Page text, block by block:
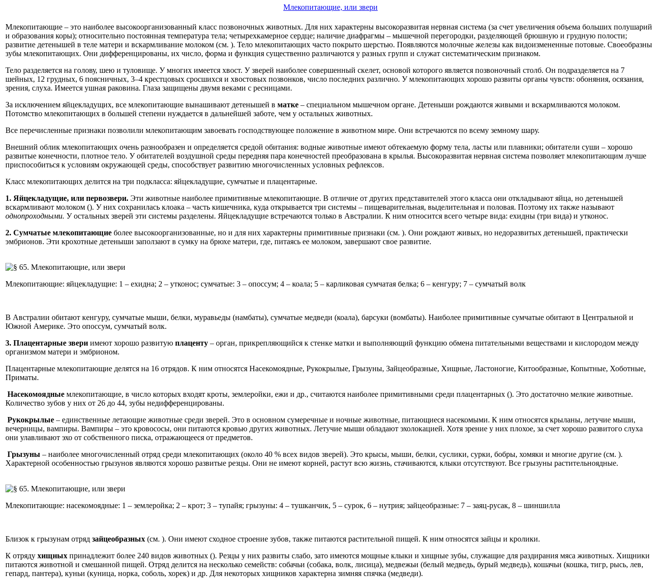
Млекопитающие, или звери
Млекопитающие – это наиболее высокоорганизованный класс позвоночных животных. Для них характерны высокоразвитая нервная система (за счет увеличения объема больших полушарий
и образования коры); относительно постоянная температура тела; четырехкамерное сердце; наличие диафрагмы – мышечной перегородки, разделяющей брюшную и грудную полости;
развитие детенышей в теле матери и вскармливание молоком (см. ). Тело млекопитающих часто покрыто шерстью. Появляются молочные железы как видоизмененные потовые. Своеобразны
зубы млекопитающих. Они дифференцированы, их число, форма и функция существенно различаются у разных групп и служат систематическим признаком.
Тело разделяется на голову, шею и туловище. У многих имеется хвост. У зверей наиболее совершенный скелет, основой которого является позвоночный столб. Он подразделяется на 7
шейных, 12 грудных, 6 поясничных, 3–4 крестцовых сросшихся и хвостовых позвонков, число последних различно. У млекопитающих хорошо развиты органы чувств: обоняния, осязания,
зрения, слуха. Имеется ушная раковина. Глаза защищены двумя веками с ресницами.
За исключением яйцекладущих, все млекопитающие вынашивают детенышей в матке – специальном мышечном органе. Детеныши рождаются живыми и вскармливаются молоком.
Потомство млекопитающих в большей степени нуждается в дальнейшей заботе, чем у остальных животных.
Все перечисленные признаки позволили млекопитающим завоевать господствующее положение в животном мире. Они встречаются по всему земному шару.
Внешний облик млекопитающих очень разнообразен и определяется средой обитания: водные животные имеют обтекаемую форму тела, ласты или плавники; обитатели суши – хорошо
развитые конечности, плотное тело. У обитателей воздушной среды передняя пара конечностей преобразована в крылья. Высокоразвитая нервная система позволяет млекопитающим лучше
приспособиться к условиям окружающей среды, способствует развитию многочисленных условных рефлексов.
Класс млекопитающих делится на три подкласса: яйцекладущие, сумчатые и плацентарные.
1. Яйцекладущие, или первозвери. Эти животные наиболее примитивные млекопитающие. В отличие от других представителей этого класса они откладывают яйца, но детенышей
вскармливают молоком (). У них сохранилась клоака – часть кишечника, куда открывается три системы – пищеварительная, выделительная и половая. Поэтому их также называют
однопроходными. У остальных зверей эти системы разделены. Яйцекладущие встречаются только в Австралии. К ним относится всего четыре вида: ехидны (три вида) и утконос.
2. Сумчатые млекопитающие более высокоорганизованные, но и для них характерны примитивные признаки (см. ). Они рождают живых, но недоразвитых детенышей, практически
эмбрионов. Эти крохотные детеныши заползают в сумку на брюхе матери, где, питаясь ее молоком, завершают свое развитие.
Млекопитающие: яйцекладущие: 1 – ехидна; 2 – утконос; сумчатые: 3 – опоссум; 4 – коала; 5 – карликовая сумчатая белка; 6 – кенгуру; 7 – сумчатый волк
В Австралии обитают кенгуру, сумчатые мыши, белки, муравьеды (намбаты), сумчатые медведи (коала), барсуки (вомбаты). Наиболее примитивные сумчатые обитают в Центральной и
Южной Америке. Это опоссум, сумчатый волк.
3. Плацентарные звери имеют хорошо развитую плаценту – орган, прикрепляющийся к стенке матки и выполняющий функцию обмена питательными веществами и кислородом между
организмом матери и эмбрионом.
Плацентарные млекопитающие делятся на 16 отрядов. К ним относятся Насекомоядные, Рукокрылые, Грызуны, Зайцеобразные, Хищные, Ластоногие, Китообразные, Копытные, Хоботные,
Приматы.
Насекомоядные млекопитающие, в число которых входят кроты, землеройки, ежи и др., считаются наиболее примитивными среди плацентарных (). Это достаточно мелкие животные.
Количество зубов у них от 26 до 44, зубы недифференцированы.
Рукокрылые – единственные летающие животные среди зверей. Это в основном сумеречные и ночные животные, питающиеся насекомыми. К ним относятся крыланы, летучие мыши,
вечерницы, вампиры. Вампиры – это кровососы, они питаются кровью других животных. Летучие мыши обладают эхолокацией. Хотя зрение у них плохое, за счет хорошо развитого слуха
они улавливают эхо от собственного писка, отражающееся от предметов.
Грызуны – наиболее многочисленный отряд среди млекопитающих (около 40 % всех видов зверей). Это крысы, мыши, белки, суслики, сурки, бобры, хомяки и многие другие (см. ).
Характерной особенностью грызунов являются хорошо развитые резцы. Они не имеют корней, растут всю жизнь, стачиваются, клыки отсутствуют. Все грызуны растительноядные.
Млекопитающие: насекомоядные: 1 – землеройка; 2 – крот; 3 – тупайя; грызуны: 4 – тушканчик, 5 – сурок, 6 – нутрия; зайцеобразные: 7 – заяц-русак, 8 – шиншилла
Близок к грызунам отряд зайцеобразных (см. ). Они имеют сходное строение зубов, также питаются растительной пищей. К ним относятся зайцы и кролики.
К отряду хищных принадлежит более 240 видов животных (). Резцы у них развиты слабо, зато имеются мощные клыки и хищные зубы, служащие для раздирания мяса животных. Хищники
питаются животной и смешанной пищей. Отряд делится на несколько семейств: собачьи (собака, волк, лисица), медвежьи (белый медведь, бурый медведь), кошачьи (кошка, тигр, рысь, лев,
гепард, пантера), куньи (куница, норка, соболь, хорек) и др. Для некоторых хищников характерна зимняя спячка (медведи).